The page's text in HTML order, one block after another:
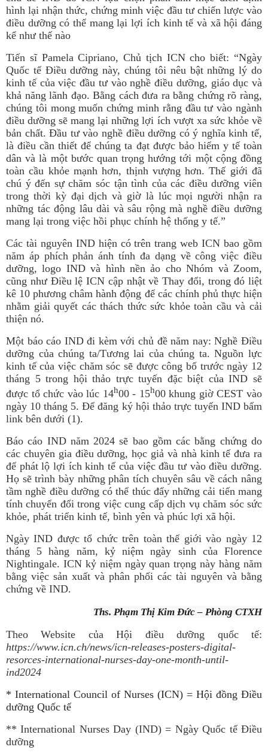
hình lại nhận thức, chứng minh việc đầu tư chiến lược vào
điều dưỡng có thể mang lại lợi ích kinh tế và xã hội đáng
kể như thế nào
Tiến sĩ Pamela Cipriano, Chủ tịch ICN cho biết: “Ngày
Quốc tế Điều dưỡng này, chúng tôi nêu bật những lý do
kinh tế của việc đầu tư vào nghề điều dưỡng, giáo dục và
khả năng lãnh đạo. Bằng cách đưa ra bằng chứng rõ ràng,
chúng tôi mong muốn chứng minh rằng đầu tư vào ngành
điều dưỡng sẽ mang lại những lợi ích vượt xa sức khỏe về
bản chất. Đầu tư vào nghề điều dưỡng có ý nghĩa kinh tế,
là điều cần thiết để chúng ta đạt được bảo hiểm y tế toàn
dân và là một bước quan trọng hướng tới một cộng đồng
toàn cầu khỏe mạnh hơn, thịnh vượng hơn. Thế giới đã
chú ý đến sự chăm sóc tận tình của các điều dưỡng viên
trong thời kỳ đại dịch và giờ là lúc mọi người nhận ra
những tác động lâu dài và sâu rộng mà nghề điều dưỡng
mang lại trong việc hồi phục chính hệ thống y tế.”
Các tài nguyên IND hiện có trên trang web ICN bao gồm
năm áp phích phản ánh tính đa dạng về công việc điều
dưỡng, logo IND và hình nền ảo cho Nhóm và Zoom,
cũng như Điều lệ ICN cập nhật về Thay đổi, trong đó liệt
kê 10 phương châm hành động để các chính phủ thực hiện
nhằm giải quyết các thách thức sức khỏe toàn cầu và cải
thiện nó.
Một báo cáo IND đi kèm với chủ đề năm nay: Nghề Điều
dưỡng của chúng ta/Tương lai của chúng ta. Nguồn lực
kinh tế của việc chăm sóc sẽ được công bố trước ngày 12
tháng 5 trong hội thảo trực tuyến đặc biệt của IND sẽ
được tổ chức vào lúc 14h00 - 15h00 khung giờ CEST vào
ngày 10 tháng 5. Để đăng ký hội thảo trực tuyến IND bấm
link bên dưới (1).
Báo cáo IND năm 2024 sẽ bao gồm các bằng chứng do
các chuyên gia điều dưỡng, học giả và nhà kinh tế đưa ra
để phát lộ lợi ích kinh tế của việc đầu tư vào điều dưỡng.
Họ sẽ trình bày những phân tích chuyên sâu về cách nâng
tầm nghề điều dưỡng có thể thúc đẩy những cải tiến mang
tính chuyển đổi trong việc cung cấp dịch vụ chăm sóc sức
khỏe, phát triển kinh tế, bình yên và phúc lợi xã hội.
Ngày IND được tổ chức trên toàn thế giới vào ngày 12
tháng 5 hàng năm, kỷ niệm ngày sinh của Florence
Nightingale. ICN kỷ niệm ngày quan trọng này hàng năm
bằng việc sản xuất và phân phối các tài nguyên và bằng
chứng về IND.
Ths. Phạm Thị Kim Đức – Phòng CTXH
Theo Website của Hội điều dưỡng quốc tế:
https://www.icn.ch/news/icn-releases-posters-digital-
resorces-international-nurses-day-one-month-until-
ind2024
* International Council of Nurses (ICN) = Hội đồng Điều
dưỡng Quốc tế
** International Nurses Day (IND) = Ngày Quốc tế Điều
dưỡng